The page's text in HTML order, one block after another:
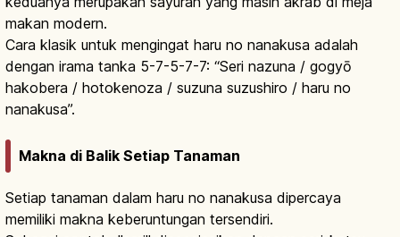
makan modern.
Cara klasik untuk mengingat haru no nanakusa adalah
dengan irama tanka 5-7-5-7-7: “Seri nazuna / gogyō
hakobera / hotokenoza / suzuna suzushiro / haru no
nanakusa”.
Makna di Balik Setiap Tanaman
Setiap tanaman dalam haru no nanakusa dipercaya
memiliki makna keberuntungan tersendiri.